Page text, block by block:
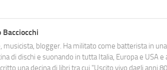
musicista, blogger. Ha militato come batterista in
di dischi e suonando in tutta Italia, Europa e USA
una decina di libri tra cui "Uscito vivo dagli anni